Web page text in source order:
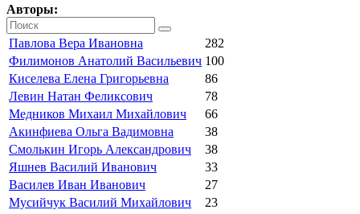
Авторы:
Павлова Вера Ивановна
282
Филимонов Анатолий Васильевич 100
Киселева Елена Григорьевна
86
Левин Натан Феликсович
78
Медников Михаил Михайлович
66
Акинфиева Ольга Вадимовна
38
Смолькин Игорь Александрович
38
Яшнев Василий Иванович
33
Василев Иван Иванович
27
Мусийчук Василий Михайлович
23